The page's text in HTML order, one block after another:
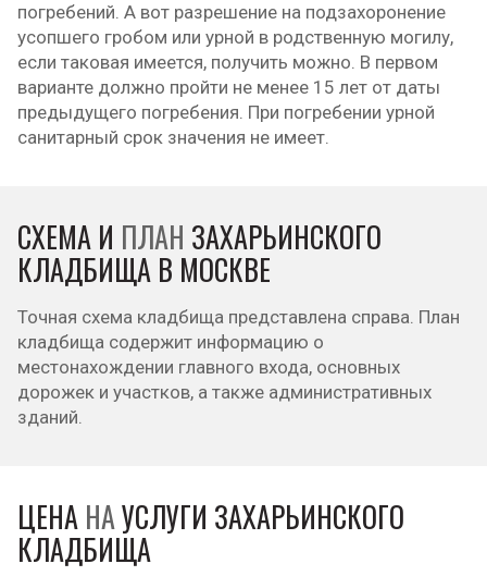
погребений. А вот разрешение на подзахоронение
усопшего гробом или урной в родственную могилу,
если таковая имеется, получить можно. В первом
варианте должно пройти не менее 15 лет от даты
предыдущего погребения. При погребении урной
санитарный срок значения не имеет.
СХЕМА И ПЛАН ЗАХАРЬИНСКОГО
КЛАДБИЩА В МОСКВЕ
Точная схема кладбища представлена справа. План
кладбища содержит информацию о
местонахождении главного входа, основных
дорожек и участков, а также административных
зданий.
ЦЕНА НАУСЛУГИ ЗАХАРЬИНСКОГО
КЛАДБИЩА